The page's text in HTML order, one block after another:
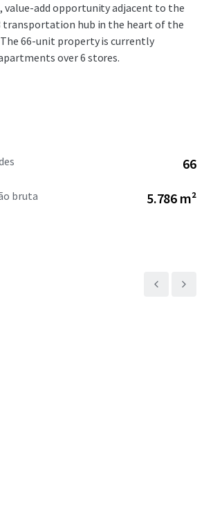
value-add opportunity adjacent to the
transportation hub in the heart of the
The 66-unit property is currently
over 6 stores.
66
bruta 5.786 m²